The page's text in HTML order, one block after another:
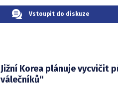
Vstoupit do diskuze
Jižní Korea plánuje vycvičit
válečníků“